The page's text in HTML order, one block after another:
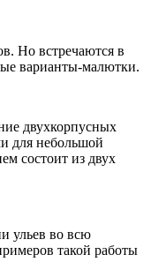
Но встречаются в
варианты-малютки.
двухкорпусных
для небольшой
состоит из двух
ульев во всю
такой работы